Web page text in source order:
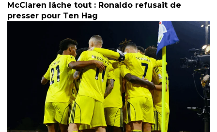
McClaren lâche tout : Ronaldo refusait de
presser pour Ten Hag